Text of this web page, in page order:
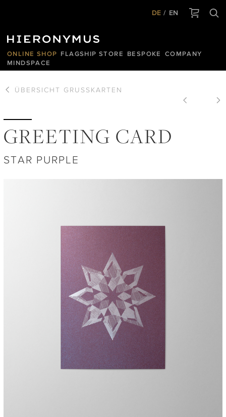
DE EN
ONLINE SHOP FLAGSHIP STORE BESPOKE
COMPANY
MINDSPACE
ÜBERSICHT GRUSSKARTEN
GREETING CARD
STAR PURPLE